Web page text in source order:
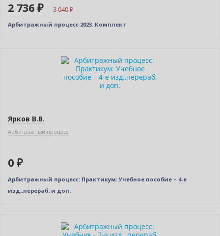
2 736 ₽ 3 040
Арбитражный процесс 2023. Комплект
Ярков В.В.
Арбитражный процесс
0 ₽
Арбитражный процесс: Практикум: Учебное пособие – 4-е
изд.,перераб. и доп.